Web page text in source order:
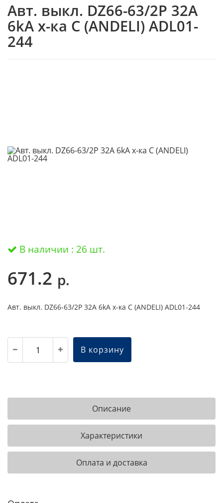
Авт. выкл. DZ66-63/2P 32A
6kA х-ка C (ANDELI) ADL01-
244
В наличии : 26 шт.
671.2 р.
Авт. выкл. DZ66-63/2P 32A 6kA х-ка C (ANDELI) ADL01-244
В корзину
Описание
Характеристики
Оплата и доставка